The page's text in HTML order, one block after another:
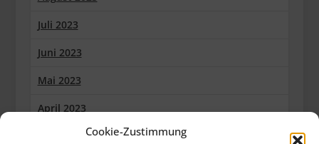
Cookie-Zustimmung
Juli 2023
Juni 2023
Mai 2023
April 2023
März 2023